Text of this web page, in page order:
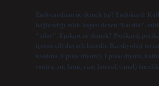
Endocardium ne demek tıp? Endokard:
bağlandığı mide kapısı denen “kardia”,
“pilor”. Epikart ne demek? Perikard,
içeren çift duvarlı kesedir. Kardiyoloji
kasılma (Epikardiyum): Epikardiyum,
contra, zıt; latus, yan; lateral, yanal)